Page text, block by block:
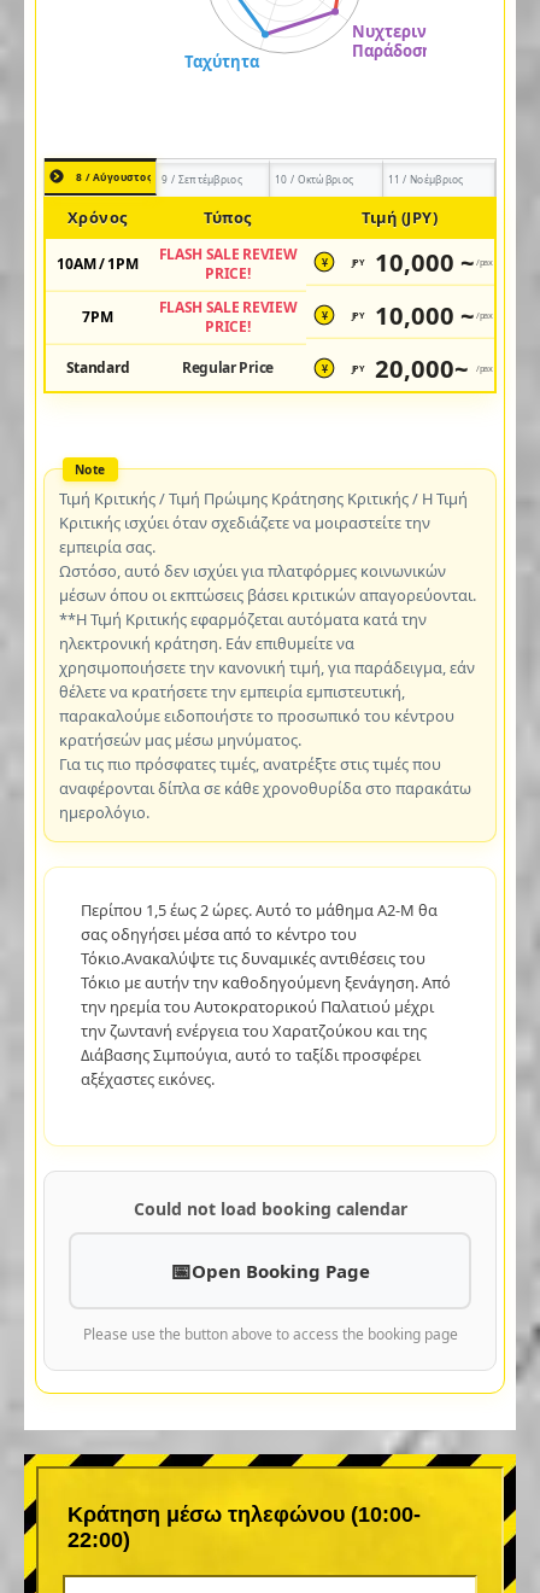
8 / Αύγουστος 9 / Σεπτέμβριος 10 / Οκτώβριος 11 / Νοέμβριος
Χρόνος Τύπος Τιμή (JPY)
10AM / 1PM
FLASH SALE REVIEW
PRICE!
¥ JPY 10,000 ~ /pax
7PM
FLASH SALE REVIEW
PRICE!
¥ JPY 10,000 ~ /pax
Standard Regular Price ¥ JPY 20,000~ /pax
Τιμή Κριτικής / Τιμή Πρώιμης Κράτησης Κριτικής / Η Τιμή
Κριτικής ισχύει όταν σχεδιάζετε να μοιραστείτε την
εμπειρία σας.
Ωστόσο, αυτό δεν ισχύει για πλατφόρμες κοινωνικών
μέσων όπου οι εκπτώσεις βάσει κριτικών απαγορεύονται.
**Η Τιμή Κριτικής εφαρμόζεται αυτόματα κατά την
ηλεκτρονική κράτηση. Εάν επιθυμείτε να
χρησιμοποιήσετε την κανονική τιμή, για παράδειγμα, εάν
θέλετε να κρατήσετε την εμπειρία εμπιστευτική,
παρακαλούμε ειδοποιήστε το προσωπικό του κέντρου
κρατήσεών μας μέσω μηνύματος.
Για τις πιο πρόσφατες τιμές, ανατρέξτε στις τιμές που
αναφέρονται δίπλα σε κάθε χρονοθυρίδα στο παρακάτω
ημερολόγιο.
Περίπου 1,5 έως 2 ώρες. Αυτό το μάθημα A2-M θα
σας οδηγήσει μέσα από το κέντρο του
Τόκιο.Ανακαλύψτε τις δυναμικές αντιθέσεις του
Τόκιο με αυτήν την καθοδηγούμενη ξενάγηση. Από
την ηρεμία του Αυτοκρατορικού Παλατιού μέχρι
την ζωντανή ενέργεια του Χαρατζούκου και της
Διάβασης Σιμπούγια, αυτό το ταξίδι προσφέρει
αξέχαστες εικόνες.
Could not load booking calendar
Open Booking Page
Please use the button above to access the booking page
Κράτηση μέσω τηλεφώνου (10:00-
22:00)